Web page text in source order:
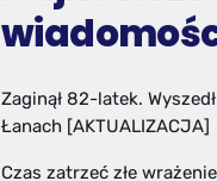
Zaginął 82-latek.
Łanach [AKTUALIZACJA]
Czas zatrzeć złe